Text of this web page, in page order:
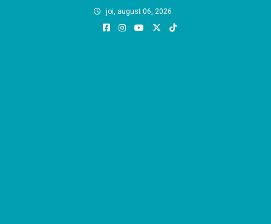
joi, august 06, 2026